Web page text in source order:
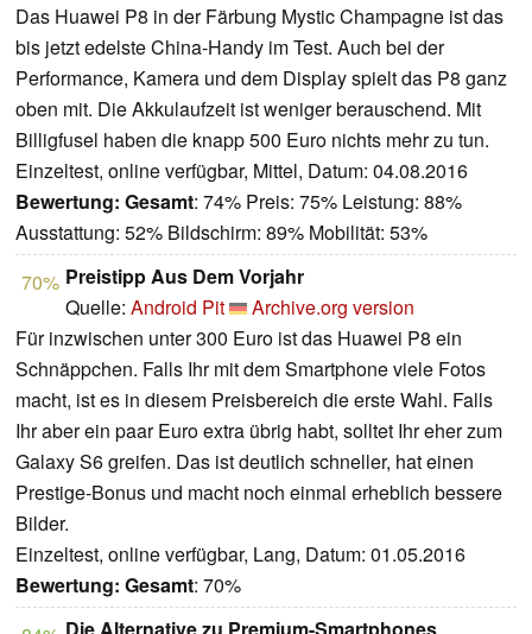
Das Huawei P8 in der Färbung Mystic Champagne ist das
bis jetzt edelste China-Handy im Test. Auch bei der
Performance, Kamera und dem Display spielt das P8 ganz
oben mit. Die Akkulaufzeit ist weniger berauschend. Mit
Billigfusel haben die knapp 500 Euro nichts mehr zu tun.
Einzeltest, online verfügbar, Mittel, Datum: 04.08.2016
Bewertung: Gesamt: 74% Preis: 75% Leistung: 88%
Ausstattung: 52% Bildschirm: 89% Mobilität: 53%
70% Preistipp Aus Dem Vorjahr
Quelle: Android Pit
Archive.org version
Für inzwischen unter 300 Euro ist das Huawei P8 ein
Schnäppchen. Falls Ihr mit dem Smartphone viele Fotos
macht, ist es in diesem Preisbereich die erste Wahl. Falls
Ihr aber ein paar Euro extra übrig habt, solltet Ihr eher zum
Galaxy S6 greifen. Das ist deutlich schneller, hat einen
Prestige-Bonus und macht noch einmal erheblich bessere
Bilder.
Einzeltest, online verfügbar, Lang, Datum: 01.05.2016
Bewertung: Gesamt: 70%